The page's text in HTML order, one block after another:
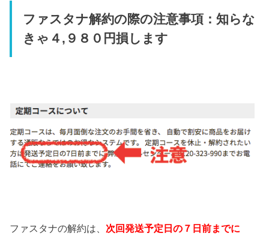
ファスタナ解約の際の注意事項：知らな
きゃ４,９８０円損します
ファスタナの解約は、 次回発送予定日の７日前までに